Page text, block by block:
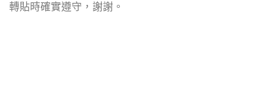
轉貼時確實遵守，謝謝。